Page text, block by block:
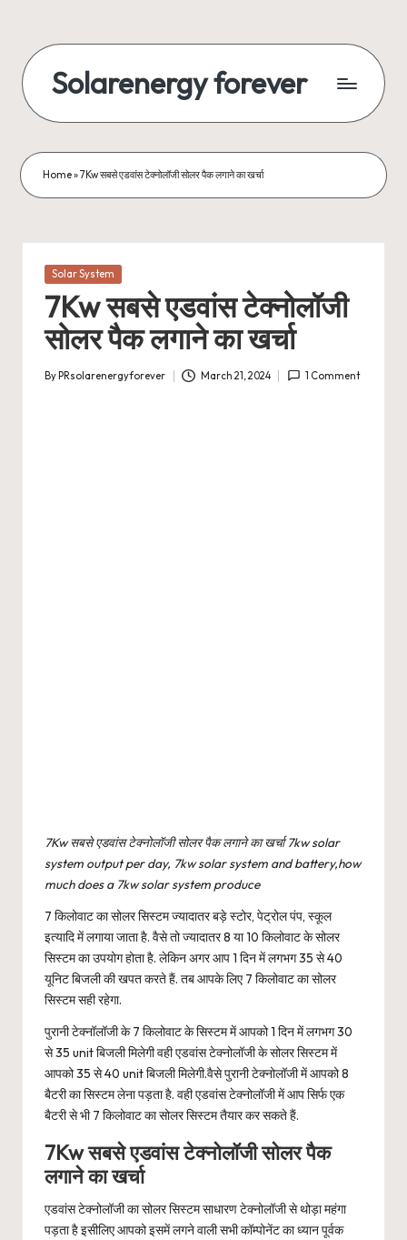
content
Solarenergy forever
बिजली
Home»7Kw सबसे एडवांस टेक्नोलॉजी सोलर पैक लगाने का खर्चा
Posted
Solar System
7Kw सबसे एडवांस टेक्नोलॉजी
सोलर पैक लगाने का खर्चा
Posted
By PRsolarenergyforever March 21, 2024 1 Comment
7Kw सबसे एडवांस टेक्नोलॉजी सोलर पैक लगाने का खर्चा 7kw solar
system output per day, 7kw solar system and battery,how
much does a 7kw solar system produce
7 किलोवाट कासोलर सिस्टमज्यादातर बड़े स्टोर, पेट्रोल पंप, स्कूल
इत्यादि में लगाया जाता है. वैसे तो ज्यादातर 8 या 10 किलोवाट के सोलर
सिस्टम का उपयोग होता है. लेकिन अगर आप 1 दिन में लगभग 35 से 40
यूनिट बिजली की खपत करते हैं. तब आपके लिए 7 किलोवाट का सोलर
सिस्टम सही रहेगा.
पुरानी टेक्नॉलॉजी के 7 किलोवाट के सिस्टम में आपको 1 दिन में लगभग 30
से 35 unit बिजली मिलेगी वही एडवांस टेक्नोलॉजी के सोलर सिस्टम में
आपको 35 से 40 unit बिजली मिलेगी.वैसे पुरानी टेक्नोलॉजी में आपको 8
बैटरी का सिस्टम लेना पड़ता है. वही एडवांस टेक्नोलॉजी में आप सिर्फ एक
बैटरी से भी 7 किलोवाट का सोलर सिस्टम तैयार कर सकते हैं.
7Kw सबसे एडवांस टेक्नोलॉजी सोलर पैक
लगाने का खर्चा
एडवांस टेक्नोलॉजी का सोलर सिस्टम साधारण टेक्नोलॉजी से थोड़ा महंगा
पड़ता है इसीलिए आपको इसमें लगने वाली सभी कॉम्पोनेंट का ध्यान पूर्वक